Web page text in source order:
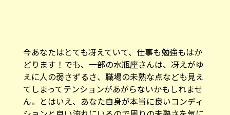
今あなたはとても冴えていて、仕事も勉強もはか
どります！でも、一部の水瓶座さんは、冴えがゆ
えに人の弱さずるさ、職場の未熟な点なども見え
てしまってテンションがあがらないかもしれませ
ん。とはいえ、あなた自身が本当に良いコンディ